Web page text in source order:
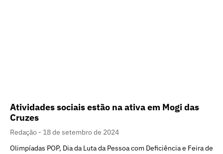
Atividades sociais estão na ativa em Mogi das
Cruzes
Redação
18 de setembro de 2024
Olimpíadas POP, Dia da Luta da Pessoa com Deficiência e Feira de